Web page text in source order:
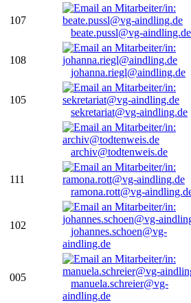
107
beate.pussl@vg-aindling.de
108
johanna.riegl@aindling.de
105
sekretariat@vg-aindling.de
archiv@todtenweis.de
111
ramona.rott@vg-
102
johannes.schoen@vg-
aindling.de
005
manuela.schreier@vg-
aindling.de